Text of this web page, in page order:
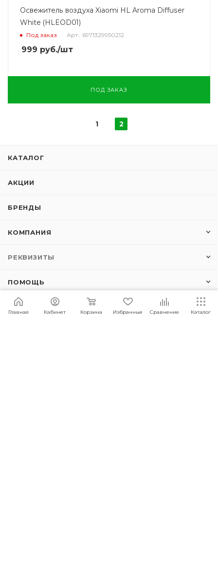
Освежитель воздуха Xiaomi HL Aroma Diffuser
White (HLEOD01)
Под заказ Арт.: 6971329950212
999 руб./шт
ПОД ЗАКАЗ
1 2
КАТАЛОГ
АКЦИИ
БРЕНДЫ
КОМПАНИЯ
РЕКВИЗИТЫ
ПОМОЩЬ
Главная Кабинет Корзина Избранные Сравнение Каталог